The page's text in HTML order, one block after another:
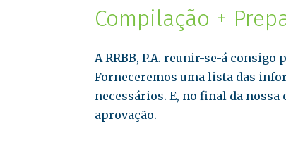
Compilação +
A RRBB, P.A. reunir-se-á
Forneceremos uma lista das
necessários. E, no final da
aprovação.